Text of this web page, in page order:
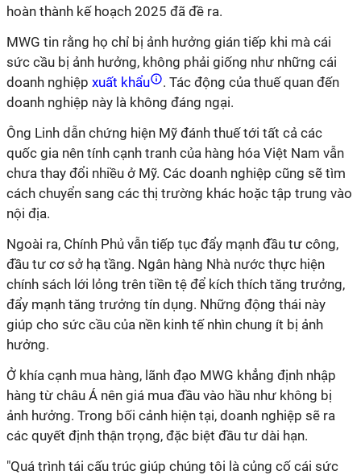
hoàn thành kế hoạch 2025 đã đề ra.
MWG tin rằng họ chỉ bị ảnh hưởng gián tiếp khi mà cái
sức cầu bị ảnh hưởng, không phải giống như những cái
doanh nghiệp xuất khẩu
. Tác động của thuế quan đến
doanh nghiệp này là không đáng ngại.
Ông Linh dẫn chứng hiện Mỹ đánh thuế tới tất cả các
quốc gia nên tính cạnh tranh của hàng hóa Việt Nam vẫn
chưa thay đổi nhiều ở Mỹ. Các doanh nghiệp cũng sẽ tìm
cách chuyển sang các thị trường khác hoặc tập trung vào
nội địa.
Ngoài ra, Chính Phủ vẫn tiếp tục đẩy mạnh đầu tư công,
đầu tư cơ sở hạ tầng. Ngân hàng Nhà nước thực hiện
chính sách lới lỏng trên tiền tệ để kích thích tăng trưởng,
đẩy mạnh tăng trưởng tín dụng. Những động thái này
giúp cho sức cầu của nền kinh tế nhìn chung ít bị ảnh
hưởng.
Ở khía cạnh mua hàng, lãnh đạo MWG khẳng định nhập
hàng từ châu Á nên giá mua đầu vào hầu như không bị
ảnh hưởng. Trong bối cảnh hiện tại, doanh nghiệp sẽ ra
các quyết định thận trọng, đặc biệt đầu tư dài hạn.
"Quá trình tái cấu trúc giúp chúng tôi là củng cố cái sức